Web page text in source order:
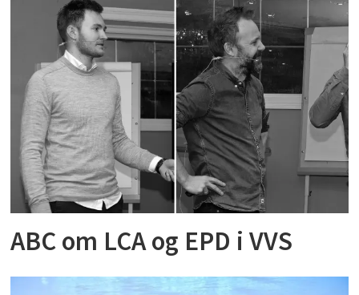
ABC om LCA og EPD i VVS